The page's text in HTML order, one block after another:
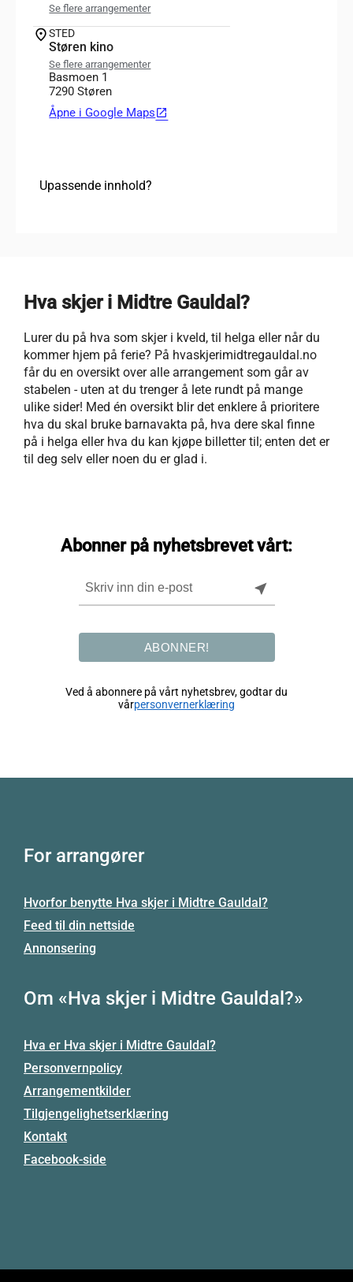
Se flere arrangementer
STED
Støren kino
Se flere arrangementer
Basmoen 1
7290 Støren
Åpne i Google Mapsopen_in_new
Upassende innhold?
Hva skjer i Midtre Gauldal?
Lurer du på hva som skjer i kveld, til helga eller når du
kommer hjem på ferie? På hvaskjerimidtregauldal.no
får du en oversikt over alle arrangement som går av
stabelen - uten at du trenger å lete rundt på mange
ulike sider! Med én oversikt blir det enklere å prioritere
hva du skal bruke barnavakta på, hva dere skal finne
på i helga eller hva du kan kjøpe billetter til; enten det er
til deg selv eller noen du er glad i.
Abonner på nyhetsbrevet vårt:
near_me
ABONNER!
Ved å abonnere på vårt nyhetsbrev, godtar du
vårpersonvernerklæring
For arrangører
Hvorfor benytte Hva skjer i Midtre Gauldal?
Feed til din nettside
Annonsering
Om «Hva skjer i Midtre Gauldal?»
Hva er Hva skjer i Midtre Gauldal?
Personvernpolicy
Arrangementkilder
Tilgjengelighetserklæring
Kontakt
Facebook-side